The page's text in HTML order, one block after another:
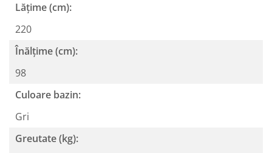
Lățime (cm):
220
Înălțime (cm):
98
Culoare bazin:
Gri
Greutate (kg):